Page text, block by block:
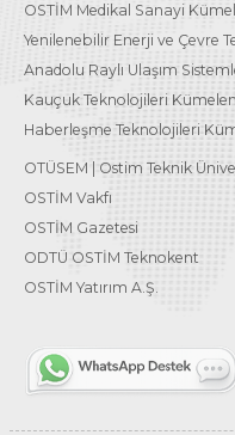
OSTİM Medikal Sanayi
Yenilenebilir Enerji ve Çevre
Anadolu Raylı Ulaşım
Kauçuk Teknolojileri
Haberleşme Teknolojileri
OTÜSEM | Ostim Teknik
OSTİM Vakfı
OSTİM Gazetesi
ODTÜ OSTİM Teknokent
OSTİM Yatırım A.Ş.